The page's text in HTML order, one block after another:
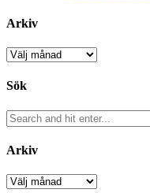
Arkiv
Arkiv
Sök
Arkiv
Arkiv